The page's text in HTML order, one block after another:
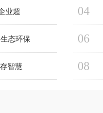
业超 04
态环保 06
智慧 08